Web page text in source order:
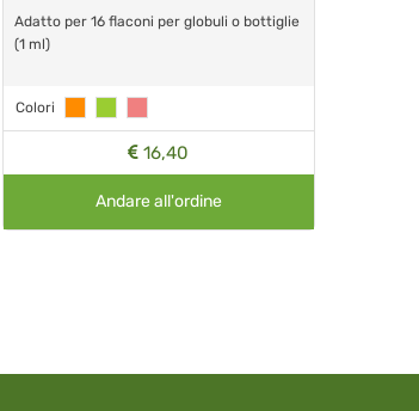
Adatto per 16 flaconi per globuli o bottiglie
(1 ml)
Colori
16,40
Andare all'ordine